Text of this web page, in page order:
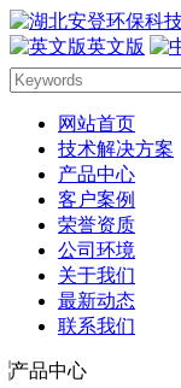
英文版
网站首页
技术解决方案
产品中心
客户案例
荣誉资质
公司环境
关于我们
最新动态
联系我们
产品中心